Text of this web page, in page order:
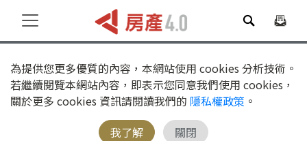
為提供您更多優質的內容，本網站使用 cookies 分析技術。
若繼續閱覽本網站內容，即表示您同意我們使用 cookies，
關於更多 cookies 資訊請閱讀我們的 隱私權政策 。
我了解
關閉